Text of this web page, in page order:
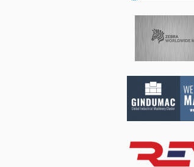
Pfauter P 251